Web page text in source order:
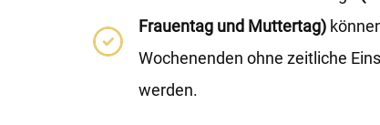
Frauentag und Muttertag)
Wochenenden ohne zeitliche
werden.